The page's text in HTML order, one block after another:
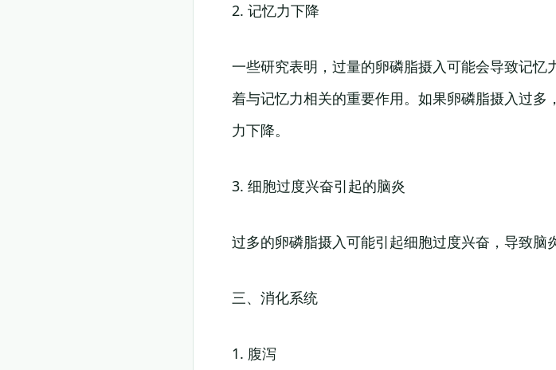
2. 记忆力下降
一些研究表明，过量的卵磷脂摄入可能会导致记
着与记忆力相关的重要作用。如果卵磷脂摄入过
力下降。
3. 细胞过度兴奋引起的脑炎
过多的卵磷脂摄入可能引起细胞过度兴奋，导致脑
三、消化系统
1. 腹泻